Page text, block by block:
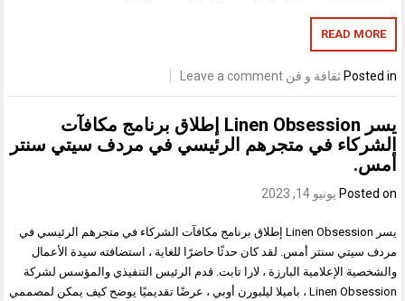
READ MORE
Posted in ثقافة و فن Leave a comment
يسر Linen Obsession إطلاق برنامج مكافآت
الشركاء في متجرهم الرئيسي في مردف سيتي سنتر
أمس.
Posted on يونيو 14, 2023
يسر Linen Obsession إطلاق برنامج مكافآت الشركاء في متجرهم الرئيسي في
مردف سيتي سنتر أمس. لقد كان حدثًا حاضرًا للغاية ، استضافته سيدة الأعمال
والشخصية الإعلامية البارزة ، لارا تابت. قدم الرئيس التنفيذي والمؤسس لشركة
Linen Obsession ، باميلا ليلبورن أوبي ، عرضًا تقديميًا يوضح كيف يمكن لمصممي